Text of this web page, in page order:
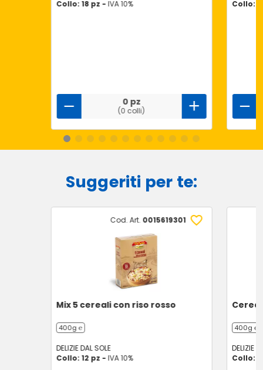
Collo: 18 pz - IVA 10%
0 pz
(0 colli)
Collo:
Suggeriti per te:
Cod. Art. 0015619301
Mix 5 cereali con riso rosso
400g ℮
DELIZIE DAL SOLE
Collo: 12 pz - IVA 10%
400g ℮
DELIZIE
Collo: